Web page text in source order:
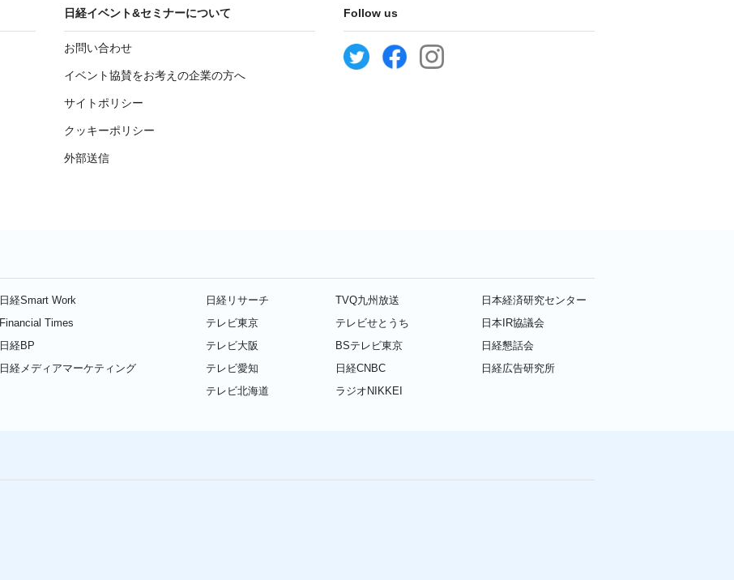
日経イベント&セミナーについて
お問い合わせ
イベント協賛をお考えの企業の方へ
サイトポリシー
クッキーポリシー
外部送信
Follow us
日経Smart Work
Financial Times
日経BP
日経メディアマーケティング
日経リサーチ
テレビ東京
テレビ大阪
テレビ愛知
テレビ北海道
TVQ九州放送
テレビせとうち
BSテレビ東京
日経CNBC
ラジオNIKKEI
日本経済研究センター
日本IR協議会
日経懇話会
日経広告研究所